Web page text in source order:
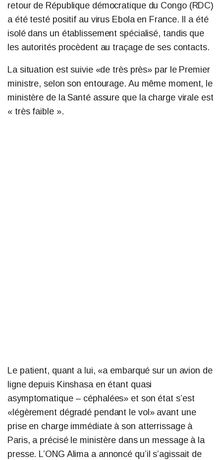
retour de République démocratique du Congo (RDC)
a été testé positif au virus Ebola en France. Il a été
isolé dans un établissement spécialisé, tandis que
les autorités procèdent au traçage de ses contacts.
La situation est suivie «de très près» par le Premier
ministre, selon son entourage. Au même moment, le
ministère de la Santé assure que la charge virale est
« très faible ».
Le patient, quant a lui, «a embarqué sur un avion de
ligne depuis Kinshasa en étant quasi
asymptomatique – céphalées» et son état s’est
«légèrement dégradé pendant le vol» avant une
prise en charge immédiate à son atterrissage à
Paris, a précisé le ministère dans un message à la
presse. L’ONG Alima a annoncé qu’il s’agissait de